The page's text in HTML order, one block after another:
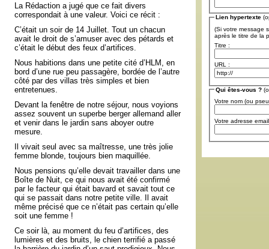
La Rédaction a jugé que ce fait divers
correspondait à une valeur. Voici ce récit :
C’était un soir de 14 Juillet. Tout un chacun
avait le droit de s’amuser avec des pétards et
c’était le début des feux d’artifices.
Nous habitions dans une petite cité d’HLM, en
bord d’une rue peu passagère, bordée de l’autre
côté par des villas très simples et bien
entretenues.
Devant la fenêtre de notre séjour, nous voyions
assez souvent un superbe berger allemand aller
et venir dans le jardin sans aboyer outre
mesure.
Il vivait seul avec sa maîtresse, une très jolie
femme blonde, toujours bien maquillée.
Nous pensions qu’elle devait travailler dans une
Boîte de Nuit, ce qui nous avait été confirmé
par le facteur qui était bavard et savait tout ce
qui se passait dans notre petite ville. Il avait
même précisé que ce n’était pas certain qu’elle
soit une femme !
Ce soir là, au moment du feu d’artifices, des
lumières et des bruits, le chien terrifié a passé
Lien hypertexte
(Si votre message
après le titre de la
Titre :
URL :
Qui êtes-vous ?
Votre nom (ou
Votre adresse